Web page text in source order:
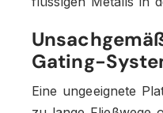
Gating-
Eine ungeeignete